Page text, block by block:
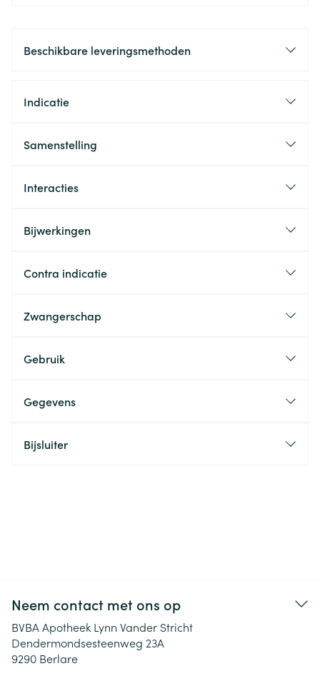
Beschikbare leveringsmethoden
Indicatie
Samenstelling
Interacties
Bijwerkingen
Contra indicatie
Zwangerschap
Gebruik
Gegevens
Bijsluiter
Neem contact met ons op
BVBA Apotheek Lynn Vander Stricht
Dendermondsesteenweg 23A
9290 Berlare